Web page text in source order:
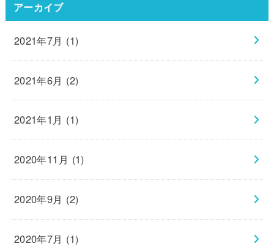
アーカイブ
2021年7月 (1)
2021年6月 (2)
2021年1月 (1)
2020年11月 (1)
2020年9月 (2)
2020年7月 (1)